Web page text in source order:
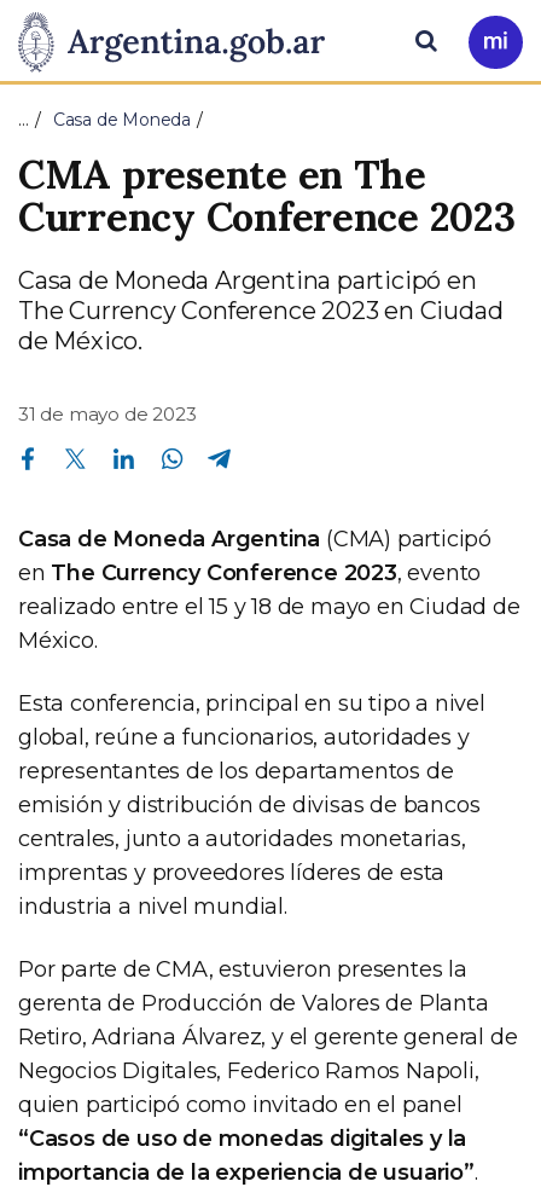
Presidencia
de
la
Nación
Pasar al contenido principal
Ir
a
Buscar
… Casa de Moneda
CMA presente en The
Currency Conference 2023
Casa de Moneda Argentina participó en
The Currency Conference 2023 en Ciudad
de México.
31 de mayo de 2023
Compartir en Facebook Compartir en Twitter Compartir en Linkedin Compartir en Whatsapp
Casa de Moneda Argentina (CMA) participó
en The Currency Conference 2023, evento
realizado entre el 15 y 18 de mayo en Ciudad de
México.
Esta conferencia, principal en su tipo a nivel
global, reúne a funcionarios, autoridades y
representantes de los departamentos de
emisión y distribución de divisas de bancos
centrales, junto a autoridades monetarias,
imprentas y proveedores líderes de esta
industria a nivel mundial.
Por parte de CMA, estuvieron presentes la
gerenta de Producción de Valores de Planta
Retiro, Adriana Álvarez, y el gerente general de
Negocios Digitales, Federico Ramos Napoli,
quien participó como invitado en el panel
“Casos de uso de monedas digitales y la
importancia de la experiencia de usuario”.